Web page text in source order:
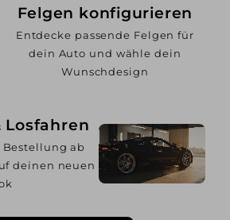
Felgen konfigurieren
Entdecke passende Felgen für
dein Auto und wähle dein
Wunschdesign
Losfahren
ab
deinen neuen